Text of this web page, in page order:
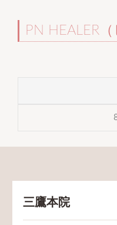
PN HEALER
三鷹本院